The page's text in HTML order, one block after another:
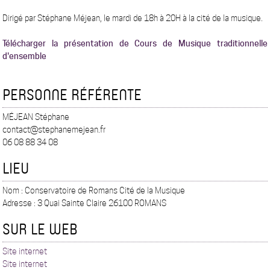
Dirigé par Stéphane Méjean, le mardi de 18h à 20H à la cité de la musique.
Télécharger la présentation de Cours de Musique traditionnelle
d'ensemble
PERSONNE RÉFÉRENTE
MÉJEAN Stéphane
contact@stephanemejean.fr
06 08 88 34 08
LIEU
Nom : Conservatoire de Romans Cité de la Musique
Adresse : 3 Quai Sainte Claire 26100 ROMANS
SUR LE WEB
Site internet
Site internet